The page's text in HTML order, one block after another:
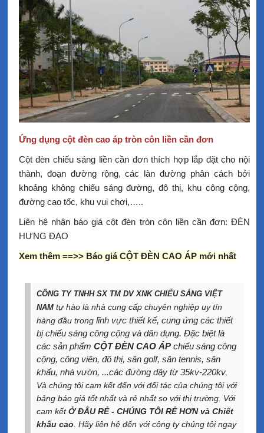
Ứng dụng cột đèn cao áp tròn côn liền cần đơn
Cột đèn chiếu sáng liền cần đơn thích hợp lắp đặt cho nội
thành, đoạn đường rộng, các làn đường phân cách bởi
khoảng không chiếu sáng đường, đô thị, khu công cộng,
đường cao tốc, khu vui chơi,…..
Liên hệ nhận báo giá cột đèn tròn côn liền cần đơn: ĐÈN
HƯNG ĐẠO
Xem thêm ==>> Báo giá CỘT ĐÈN CAO ÁP mới nhất
CÔNG TY TNHH SX TM DV XNK CHIẾU SÁNG VIỆT
NAM tự hào là nhà cung cấp chuyên nghiệp uy tín
hàng đầu trong lĩnh vực thiết kế, cung ứng các thiết
bị chiếu sáng công cộng và dân dụng. Đặc biệt là
các sản phẩm CỘT ĐÈN CAO ÁPchiếu sáng công
cộng, công viên, đô thị, sân golf, sân tennis, sân
khấu, nhà vườn, ...các đường dây từ 35kv-220kv.
Và chúng tôi cam kết đến với đối tác của chúng tôi với
bảng báo giá tốt nhất và rẻ nhất so với thị trường. Với
cam kếtỞ ĐÂU RẺ - CHÚNG TÔI RẺ HƠN và Chiết
khấu cao . Hãy liên hệ đến với công ty chúng tôi ngay